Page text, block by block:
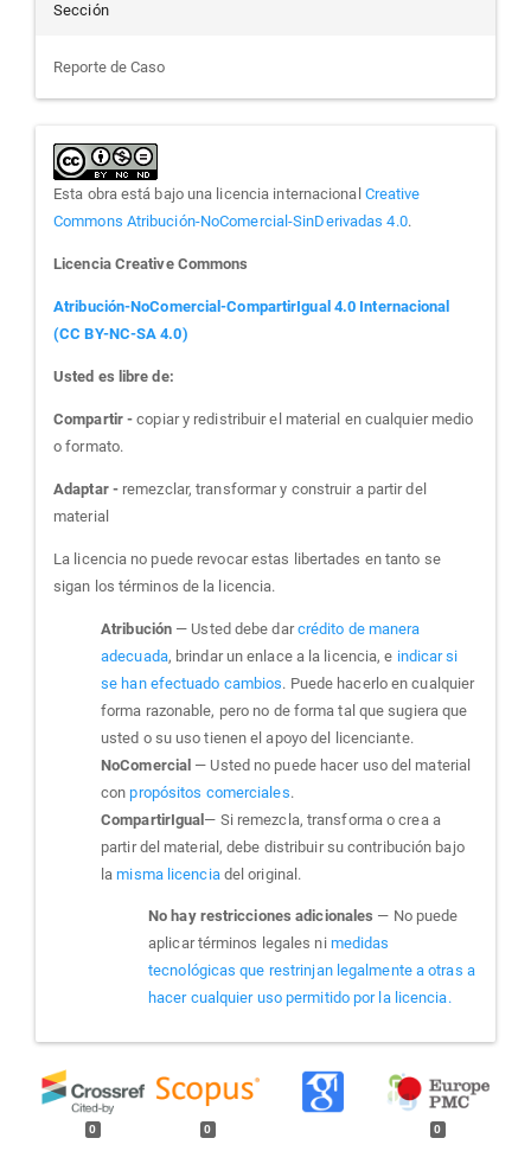
Sección
Reporte de Caso
Esta obra está bajo una licencia internacional Creative
Commons Atribución-NoComercial-SinDerivadas 4.0.
Licencia Creative Commons
Atribución-NoComercial-CompartirIgual 4.0 Internacional
(CC BY-NC-SA 4.0)
Usted es libre de:
Compartir -copiar y redistribuir el material en cualquier medio
o formato.
Adaptar -remezclar, transformar y construir a partir del
material
La licencia no puede revocar estas libertades en tanto se
sigan los términos de la licencia.
Atribución — Usted debe darcrédito de manera
adecuada, brindar un enlace a la licencia, e indicar si
se han efectuado cambios. Puede hacerlo en cualquier
forma razonable, pero no de forma tal que sugiera que
usted o su uso tienen el apoyo del licenciante.
NoComercial — Usted no puede hacer uso del material
conpropósitos comerciales.
CompartirIgual — Si remezcla, transforma o crea a
partir del material, debe distribuir su contribución bajo
lamisma licenciadel original.
No hay restricciones adicionales — No puede
aplicar términos legales ni medidas
tecnológicas que restrinjan legalmente a otras a
hacer cualquier uso permitido por la licencia.
0 0 0